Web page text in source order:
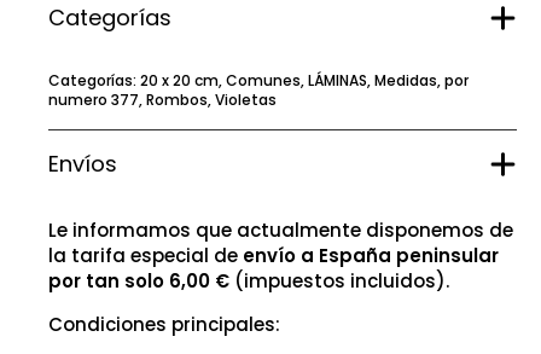
Categorías
Categorías: 20 x 20 cm,Comunes,LÁMINAS,Medidas,por
numero 377,Rombos,Violetas
Envíos
Le informamos que actualmente disponemos de
la tarifa especial de envío a España peninsular
por tan solo 6,00 € (impuestos incluidos).
Condiciones principales: